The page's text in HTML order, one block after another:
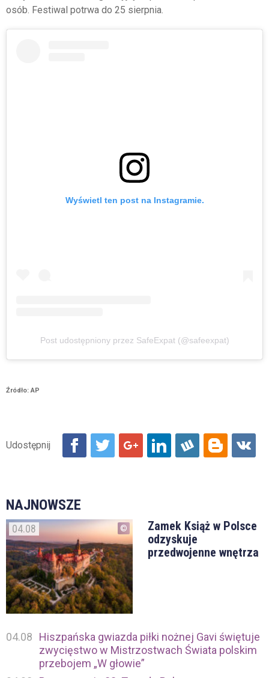
osób. Festiwal potrwa do 25 sierpnia.
Wyświetl ten post na Instagramie.
Post udostępniony przez SafeExpat (@safeexpat)
Źródło: AP
NAJNOWSZE
04.08
Zamek Książ w Polsce
odzyskuje
przedwojenne wnętrza
04.08
Hiszpańska gwiazda piłki nożnej Gavi świętuje
zwycięstwo w Mistrzostwach Świata polskim
przebojem „W głowie”